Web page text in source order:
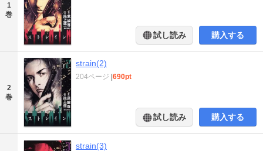
1
巻
試し読み 購入する
2
巻
strain(2)
204ページ |690pt
試し読み 購入する
strain(3)